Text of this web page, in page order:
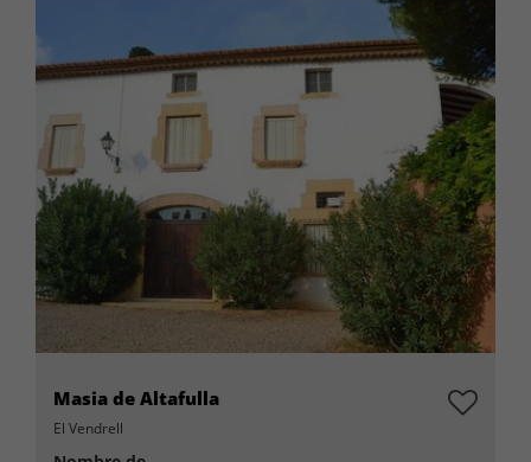
Masia de Altafulla
El Vendrell